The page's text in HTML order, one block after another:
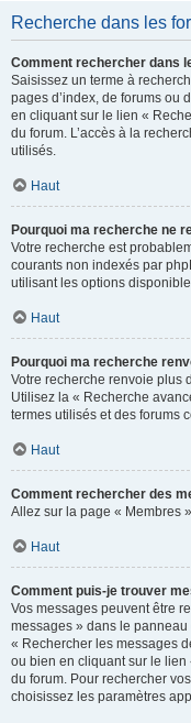
Recherche dans les
Comment rechercher dans
Saisissez un terme à
pages d’index, de forums ou
en cliquant sur le lien «
du forum. L’accès à la
utilisés.
Haut
Pourquoi ma recherche ne
Votre recherche est
courants non indexés par
utilisant les options
Haut
Pourquoi ma recherche
Votre recherche renvoie plus
Utilisez la « Recherche
termes utilisés et des forums
Haut
Comment rechercher des
Allez sur la page « Membres
Haut
Comment puis-je trouver
Vos messages peuvent être
messages » dans le panneau
« Rechercher les messages
ou bien en cliquant sur le lien
du forum. Pour rechercher
choisissez les paramètres